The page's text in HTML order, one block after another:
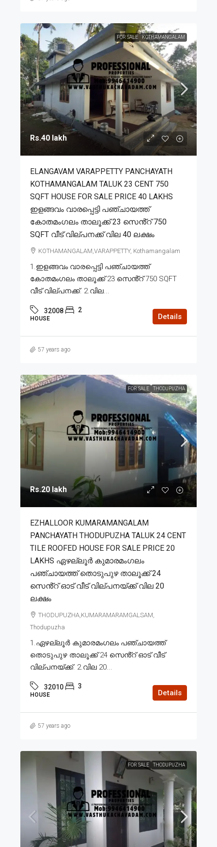
FOR SALE KOTHAMANGALAM
Rs.40 lakh
ELANGAVAM VARAPPETTY PANCHAYATH
KOTHAMANGALAM TALUK 23 CENT 750
SQFT HOUSE FOR SALE PRICE 40 LAKHS
ഇളങ്ങവം വാരപ്പെട്ടി പഞ്ചായത്ത്
കോതമംഗലം താലൂക്ക് 23 സെൻ്റ് 750
SQFT വീട് വില്പനക്ക് വില 40 ലക്ഷം
KOTHAMANGALAM,VARAPPETTY, Kothamangalam
1.ഇളങ്ങവം വാരപ്പെട്ടി പഞ്ചായത്ത്
കോതമംഗലം താലൂക്ക് 23 സെൻ്റ് 750 SQFT
വീട് വില്പനക്ക്. 2.വില...
32008 2
HOUSE Details
57 years ago
FOR SALE THODUPUZHA
Rs.20 lakh
EZHALLOOR KUMARAMANGALAM
PANCHAYATH THODUPUZHA TALUK 24 CENT
TILE ROOFED HOUSE FOR SALE PRICE 20
LAKHS ഏഴല്ലൂർ കുമാരമംഗലം
പഞ്ചായത്ത് തൊടുപുഴ താലൂക്ക് 24
സെൻ്റ് ഓട് വീട് വില്പനയ്ക്ക് വില 20
ലക്ഷം
THODUPUZHA,KUMARAMARAMGALSAM,
Thodupuzha
1.ഏഴല്ലൂർ കുമാരമംഗലം പഞ്ചായത്ത്
തൊടുപുഴ താലൂക്ക് 24 സെൻ്റ് ഓട് വീട്
വില്പനയ്ക്ക്. 2.വില 20...
32010 3
HOUSE Details
57 years ago
FOR SALE THODUPUZHA